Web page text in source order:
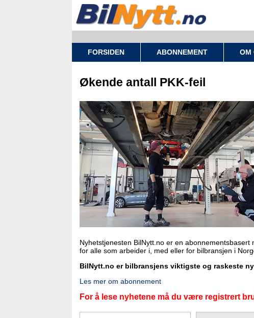
FORSIDEN ABONNEMENT OM
Økende antall PKK-feil
Nyhetstjenesten BilNytt.no er en abonnementsbasert
for alle som arbeider i, med eller for bilbransjen i
BilNytt.no er bilbransjens viktigste og raskeste
Les mer om abonnement
For å lese nyhetene må du være registrert